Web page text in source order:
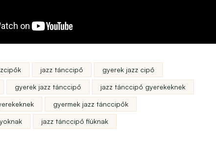
jazz tánccipő gyerek jazz cipő
gyerek jazz tánccipő jazz tánccipő gyerekeknek
gyermek jazz tánccipők
jazz tánccipő fiúknak